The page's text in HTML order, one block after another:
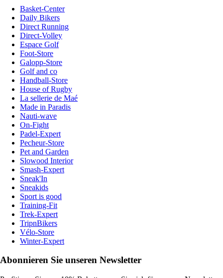
Basket-Center
Daily Bikers
Direct Running
Direct-Volley
Espace Golf
Foot-Store
Galopp-Store
Golf and co
Handball-Store
House of Rugby
La sellerie de Maé
Made in Paradis
Nauti-wave
On-Fight
Padel-Expert
Pecheur-Store
Pet and Garden
Slowood Interior
Smash-Expert
Sneak'In
Sneakids
Sport is good
Training-Fit
Trek-Expert
TripnBikers
Vélo-Store
Winter-Expert
Abonnieren Sie unseren Newsletter